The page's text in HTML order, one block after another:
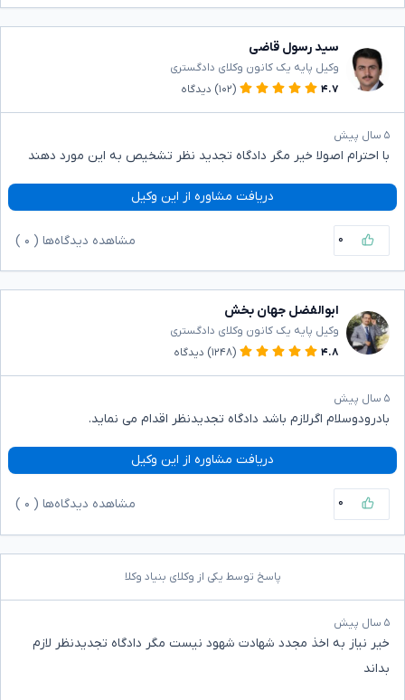
سید رسول قاضی
وکیل پایه یک کانون وکلای دادگستری
۴.۷
(۱۰۲) دیدگاه
۵ سال پیش
با احترام اصولا خیر مگر دادگاه تجدید نظر تشخیص به این مورد دهند
دریافت مشاوره از این وکیل
۰ مشاهده دیدگاه‌ها ( ۰
ابوالفضل جهان بخش
وکیل پایه یک کانون وکلای دادگستری
۴.۸
(۱۲۴۸) دیدگاه
۵ سال پیش
بادرودوسلام اگرلازم باشد دادگاه تجدیدنظر اقدام می نماید.
دریافت مشاوره از این وکیل
۰ مشاهده دیدگاه‌ها ( ۰
پاسخ توسط یکی از وکلای بنیاد وکلا
۵ سال پیش
خیر نیاز به اخذ مجدد شهادت شهود نیست مگر دادگاه تجدیدنظر لازم
بداند